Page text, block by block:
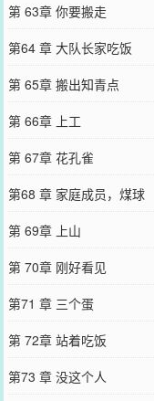
第 63章 你要搬走
第64 章 大队长家吃饭
第 65章 搬出知青点
第 66章 上工
第 67章 花孔雀
第68 章 家庭成员，煤球
第 69章 上山
第 70章 刚好看见
第71 章 三个蛋
第 72章 站着吃饭
第73 章 没这个人